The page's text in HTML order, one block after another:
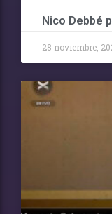
Nico Debbé
28 noviembre,